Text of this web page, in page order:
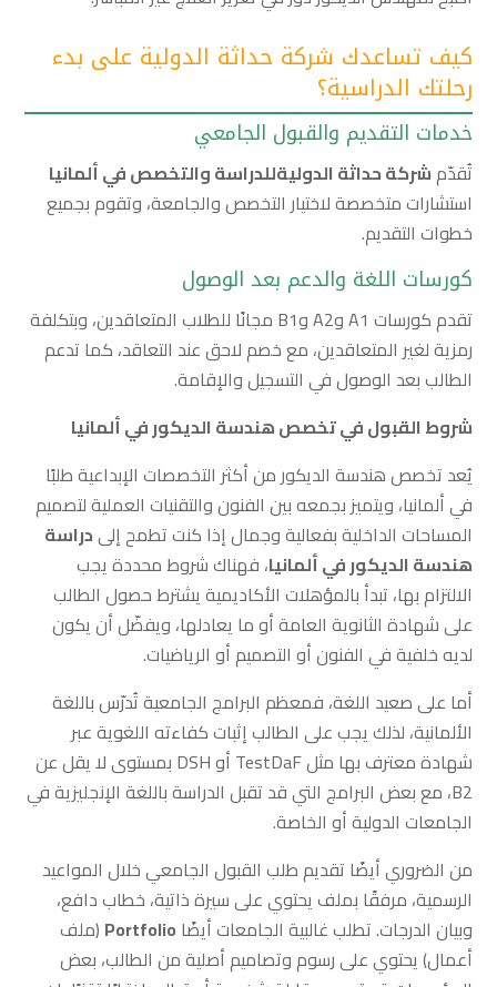
كيف تساعدك شركة حداثة الدولية على بدء
رحلتك الدراسية؟
خدمات التقديم والقبول الجامعي
تُقدّم شركة حداثة الدوليةللدراسة والتخصص في ألمانيا
استشارات متخصصة لاختيار التخصص والجامعة، وتقوم بجميع
خطوات التقديم.
كورسات اللغة والدعم بعد الوصول
تقدم كورسات A1 وA2 وB1 مجانًا للطلاب المتعاقدين، وبتكلفة
رمزية لغير المتعاقدين، مع خصم لاحق عند التعاقد، كما تدعم
الطالب بعد الوصول في التسجيل والإقامة.
شروط القبول في تخصص هندسة الديكور في ألمانيا
يُعد تخصص هندسة الديكور من أكثر التخصصات الإبداعية طلبًا
في ألمانيا، ويتميز بجمعه بين الفنون والتقنيات العملية لتصميم
المساحات الداخلية بفعالية وجمال إذا كنت تطمح إلىدراسة
هندسة الديكور في ألمانيا، فهناك شروط محددة يجب
الالتزام بها، تبدأ بالمؤهلات الأكاديمية يشترط حصول الطالب
على شهادة الثانوية العامة أو ما يعادلها، ويفضّل أن يكون
لديه خلفية في الفنون أو التصميم أو الرياضيات.
أما على صعيد اللغة، فمعظم البرامج الجامعية تُدرّس باللغة
الألمانية، لذلك يجب على الطالب إثبات كفاءته اللغوية عبر
شهادة معترف بها مثل TestDaF أو DSH بمستوى لا يقل عن
B2، مع بعض البرامج التي قد تقبل الدراسة باللغة الإنجليزية في
الجامعات الدولية أو الخاصة.
من الضروري أيضًا تقديم طلب القبول الجامعي خلال المواعيد
الرسمية، مرفقًا بملف يحتوي على سيرة ذاتية، خطاب دافع،
وبيان الدرجات. تطلب غالبية الجامعات أيضًا Portfolio (ملف
أعمال) يحتوي على رسوم وتصاميم أصلية من الطالب، بعض